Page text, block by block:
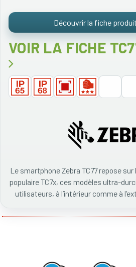
Découvrir la fiche
VOIR LA FICHE
Le smartphone Zebra TC77 repose
populaire TC7x, ces modèles ultra-
utilisateurs, à l’intérieur comme à